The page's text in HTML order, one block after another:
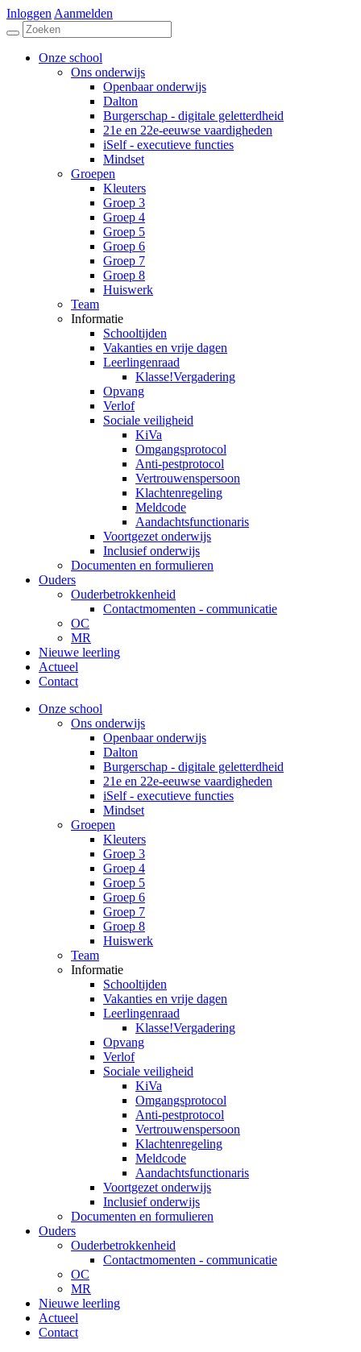
Inloggen Aanmelden
Onze school
Ons onderwijs
Openbaar onderwijs
Dalton
Burgerschap - digitale geletterdheid
21e en 22e-eeuwse vaardigheden
iSelf - executieve functies
Mindset
Groepen
Kleuters
Groep 3
Groep 4
Groep 5
Groep 6
Groep 7
Groep 8
Huiswerk
Team
Informatie
Schooltijden
Vakanties en vrije dagen
Leerlingenraad
Klasse!Vergadering
Opvang
Verlof
Sociale veiligheid
KiVa
Omgangsprotocol
Anti-pestprotocol
Vertrouwenspersoon
Klachtenregeling
Meldcode
Aandachtsfunctionaris
Voortgezet onderwijs
Inclusief onderwijs
Documenten en formulieren
Ouders
Ouderbetrokkenheid
Contactmomenten - communicatie
OC
MR
Nieuwe leerling
Actueel
Contact
Onze school
Ons onderwijs
Openbaar onderwijs
Dalton
Burgerschap - digitale geletterdheid
21e en 22e-eeuwse vaardigheden
iSelf - executieve functies
Mindset
Groepen
Kleuters
Groep 3
Groep 4
Groep 5
Groep 6
Groep 7
Groep 8
Huiswerk
Team
Informatie
Schooltijden
Vakanties en vrije dagen
Leerlingenraad
Klasse!Vergadering
Opvang
Verlof
Sociale veiligheid
KiVa
Omgangsprotocol
Anti-pestprotocol
Vertrouwenspersoon
Klachtenregeling
Meldcode
Aandachtsfunctionaris
Voortgezet onderwijs
Inclusief onderwijs
Documenten en formulieren
Ouders
Ouderbetrokkenheid
Contactmomenten - communicatie
OC
MR
Nieuwe leerling
Actueel
Contact